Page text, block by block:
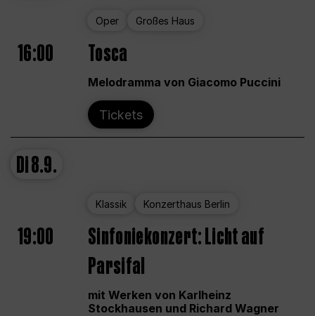
Oper Großes Haus
16:00 Tosca
Melodramma von Giacomo Puccini
Tickets
Di8.9.
Klassik Konzerthaus Berlin
19:00
Sinfoniekonzert: Licht auf
Parsifal
mit Werken von Karlheinz
Stockhausen und Richard Wagner